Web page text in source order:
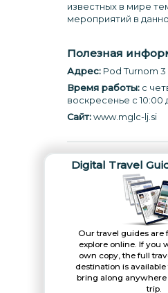
известных в мире
мероприятий в
Полезная
Адрес:Pod Turnom 3
Время работы:с
воскресенье с 10:00
Сайт: www.mglc-lj.si
Digital Travel
Our travel guides are
explore online. If you
own copy, the full
destination is
bring along
trip.​